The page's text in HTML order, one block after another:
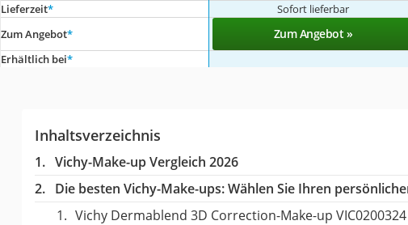
Lieferzeit* Sofort lieferbar
Zum Angebot* Zum Angebot »
Erhältlich bei*
Inhaltsverzeichnis
Vichy-Make-up Vergleich 2026
Die besten Vichy-Make-ups:Wählen Sie Ihren
Vichy Dermablend 3D Correction-Make-up